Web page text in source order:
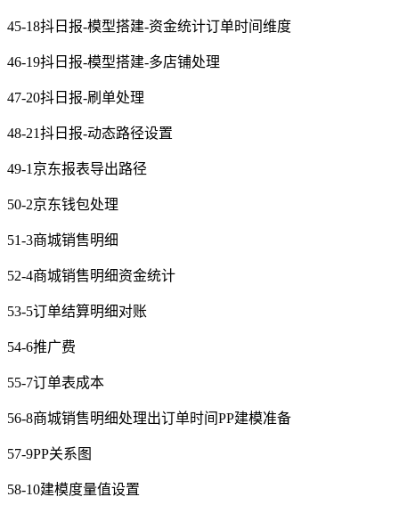
45-18抖日报-模型搭建-资金统计订单时间维度
46-19抖日报-模型搭建-多店铺处理
47-20抖日报-刷单处理
48-21抖日报-动态路径设置
49-1京东报表导出路径
50-2京东钱包处理
51-3商城销售明细
52-4商城销售明细资金统计
53-5订单结算明细对账
54-6推广费
55-7订单表成本
56-8商城销售明细处理出订单时间PP建模准备
57-9PP关系图
58-10建模度量值设置